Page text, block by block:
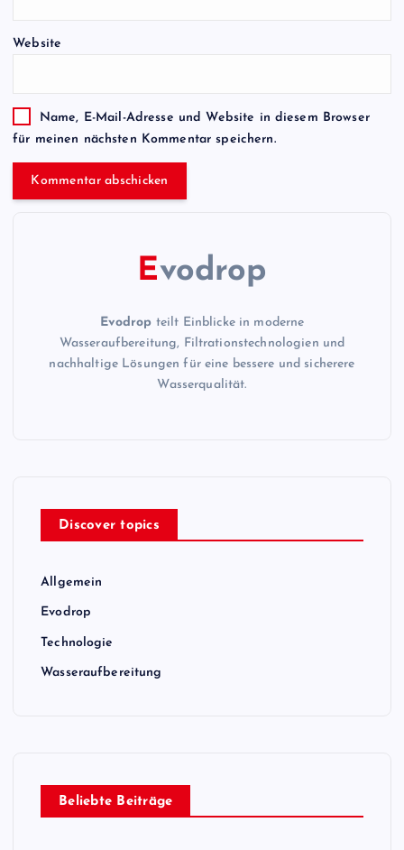
Website
Name, E-Mail-Adresse und Website in diesem Browser
für meinen nächsten Kommentar speichern.
Evodrop
Evodrop teilt Einblicke in moderne
Wasseraufbereitung, Filtrationstechnologien und
nachhaltige Lösungen für eine bessere und sicherere
Wasserqualität.
Discover topics
Allgemein
Evodrop
Technologie
Wasseraufbereitung
Beliebte Beiträge